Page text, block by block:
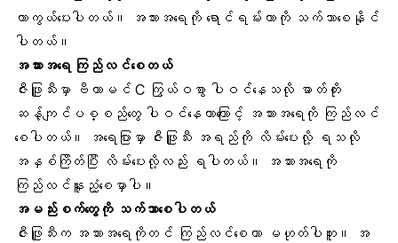
ကာကွယ်ပေးပါတယ်။ အသားအရေကို ရောင်ရမ်းတာကို သက်သာစေနိုင်
ပါတယ်။
အသားအရေ ကြည်လင်စေတယ်
ဇီးဖြူသီးမှာ ဗီတာမင် C ကြွယ်ဝစွာ ပါဝင်နေသလို ဓာတ်တိုး
ဆန့်ကျင်ပစ္စည်တွေ ပါဝင်နေတာကြောင့် အသားအရေကို ကြည်လင်
စေပါတယ်။ အရေပြားမှာ ဇီးဖြူသီး အရည်ကို လိမ်းပေးလို့ ရသလို
အနှစ်ကြိတ်ပြီး လိမ်းပေးလို့လည်း ရပါတယ်။ အသားအရေကို
ကြည်လင်နူးညံ့စေမှာပါ။
အမည်းစက်တွေကို သက်သာစေပါတယ်
ဇီးဖြူသီးက အသားအရေကိုတင် ကြည်လင်စေတာ မဟုတ်ပါဘူး။ အ